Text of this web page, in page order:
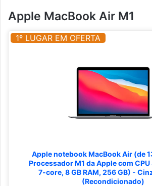
Apple MacBook Air M1
1º LUGAR EM OFERTA
Apple notebook MacBook Air (de
Processador M1 da Apple com CPU
7‑core, 8 GB RAM, 256 GB) -
(Recondicionado)